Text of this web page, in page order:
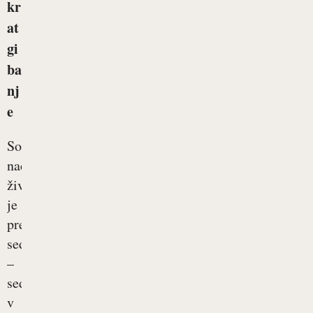
kr
at
gi
ba
nj
e
Sodobni
način
življenja
je
pretežno
sedeč
–
sedimo
v